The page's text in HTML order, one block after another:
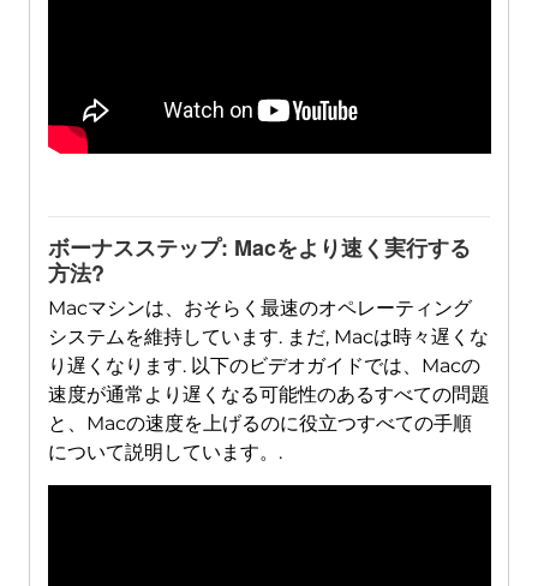
ボーナスステップ: Macをより速く実行する
方法?
Macマシンは、おそらく最速のオペレーティング
システムを維持しています. まだ, Macは時々遅くな
り遅くなります. 以下のビデオガイドでは、Macの
速度が通常より遅くなる可能性のあるすべての問題
と、Macの速度を上げるのに役立つすべての手順
について説明しています。.